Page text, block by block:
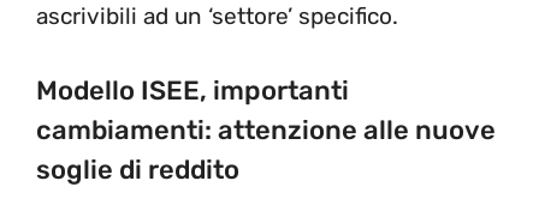
ascrivibili ad un ‘settore’ specifico.
Modello ISEE, importanti
cambiamenti: attenzione alle nuove
soglie di reddito